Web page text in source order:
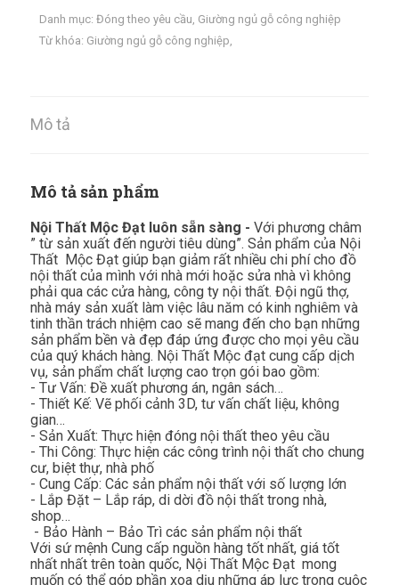
Danh mục: Đóng theo yêu cầu, Giường ngủ gỗ công nghiệp
Từ khóa: Giường ngủ gỗ công nghiệp,
Mô tả
Mô tả sản phẩm
Nội Thất Mộc Đạt luôn sẵn sàng - Với phương châm
” từ sản xuất đến người tiêu dùng”. Sản phẩm của Nội
Thất Mộc Đạt giúp bạn giảm rất nhiều chi phí cho đồ
nội thất của mình với nhà mới hoặc sửa nhà vì không
phải qua các cửa hàng, công ty nội thất. Đội ngũ thợ,
nhà máy sản xuất làm việc lâu năm có kinh nghiêm và
tinh thần trách nhiệm cao sẽ mang đến cho bạn những
sản phẩm bền và đẹp đáp ứng được cho mọi yêu cầu
của quý khách hàng. Nội Thất Mộc đạt cung cấp dịch
vụ, sản phẩm chất lượng cao trọn gói bao gồm:
- Tư Vấn: Đề xuất phương án, ngân sách…
- Thiết Kế: Vẽ phối cảnh 3D, tư vấn chất liệu, không
gian…
- Sản Xuất: Thực hiện đóng nội thất theo yêu cầu
- Thi Công: Thực hiện các công trình nội thất cho chung
cư, biệt thự, nhà phố
- Cung Cấp: Các sản phẩm nội thất với số lượng lớn
- Lắp Đặt – Lắp ráp, di dời đồ nội thất trong nhà,
shop…
- Bảo Hành – Bảo Trì các sản phẩm nội thất
Với sứ mệnh Cung cấp nguồn hàng tốt nhất, giá tốt
nhất nhất trên toàn quốc, Nội Thất Mộc Đạt mong
muốn có thể góp phần xoa dịu những áp lực trong cuộc